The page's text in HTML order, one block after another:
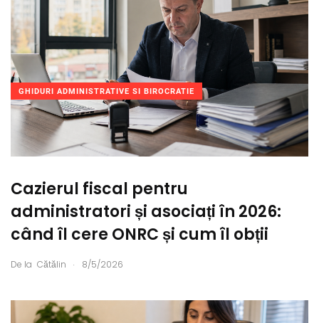
GHIDURI ADMINISTRATIVE SI BIROCRATIE
Cazierul fiscal pentru
administratori și asociați în 2026:
când îl cere ONRC și cum îl obții
De la Cătălin . 8/5/2026